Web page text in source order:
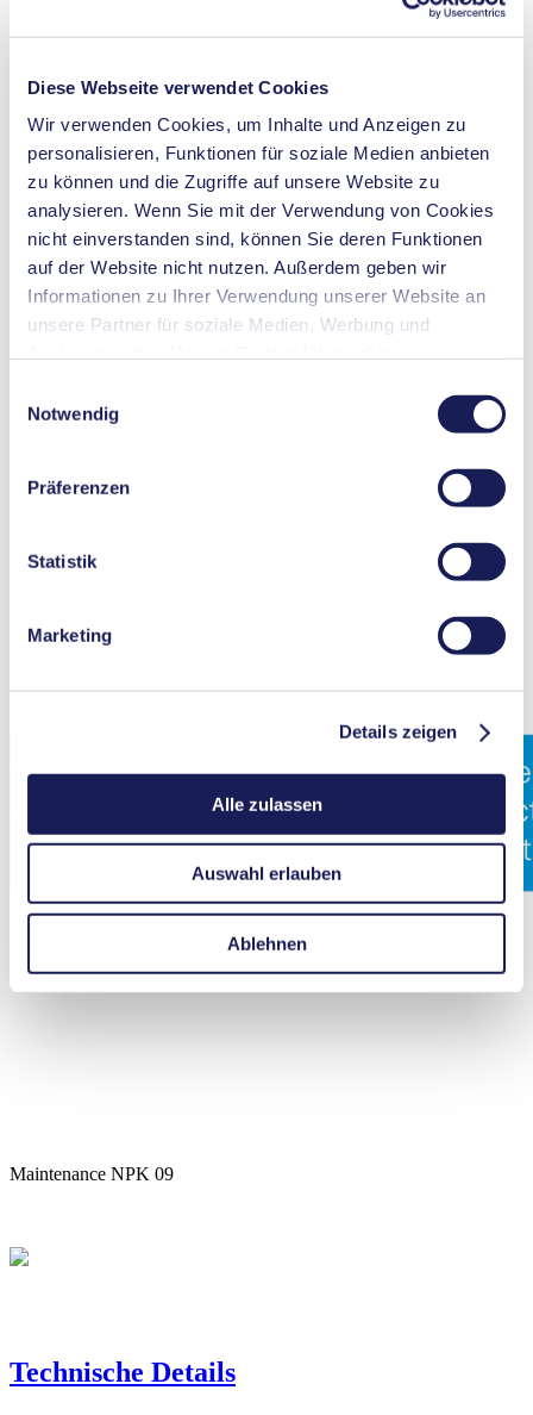
Diese Webseite verwendet Cookies
Wir verwenden Cookies, um Inhalte und Anzeigen zu
personalisieren, Funktionen für soziale Medien anbieten
zu können und die Zugriffe auf unsere Website zu
analysieren. Wenn Sie mit der Verwendung von Cookies
nicht einverstanden sind, können Sie deren Funktionen
auf der Website nicht nutzen. Außerdem geben wir
Informationen zu Ihrer Verwendung unserer Website an
unsere Partner für soziale Medien, Werbung und
zusammen, die Sie ihnen bereitgestellt haben oder die
sie im Rahmen Ihrer Nutzung der Dienste gesammelt
haben. Sie können Ihre Einwilligung jederzeit widerrufen,
indem Sie auf „Cookies“ am Ende der Website klicken
Nähere Informationen zu den verwendeten Cookies,
deren Zweck, Rechtsgrundlage und Speicherdauer finden
Notwendig
Präferenzen
Statistik
Marketing
Details zeigen
Alle zulassen
Auswahl erlauben
Ablehnen
PDF (5 MB) - Betriebsanleitung - Deutsch
3D CAD Modell NPK 09 AC
ZIP (7 MB) - CAD-Datei - Deutsch
Maintenance NPK 09
Technische Details